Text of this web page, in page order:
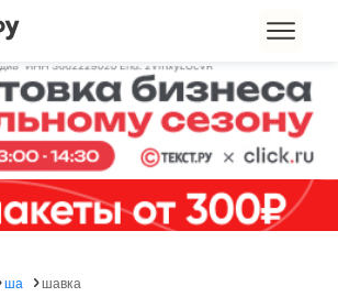
ша шавка